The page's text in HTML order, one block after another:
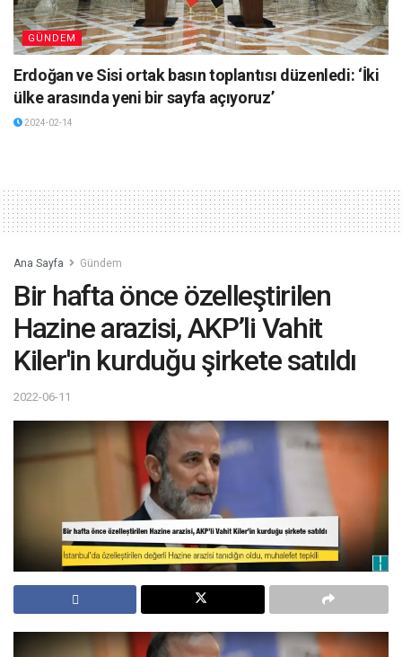
GÜNDEM
Erdoğan ve Sisi ortak basın toplantısı düzenledi: ‘İki
ülke arasında yeni bir sayfa açıyoruz’
2024-02-14
Ana Sayfa Gündem
Bir hafta önce özelleştirilen
Hazine arazisi, AKP’li Vahit
Kiler'in kurduğu şirkete satıldı
2022-06-11